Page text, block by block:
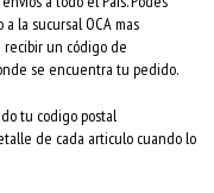
la sucursal OCA mas
recibir un código de
se encuentra tu pedido.
tu codigo postal
de cada articulo cuando lo